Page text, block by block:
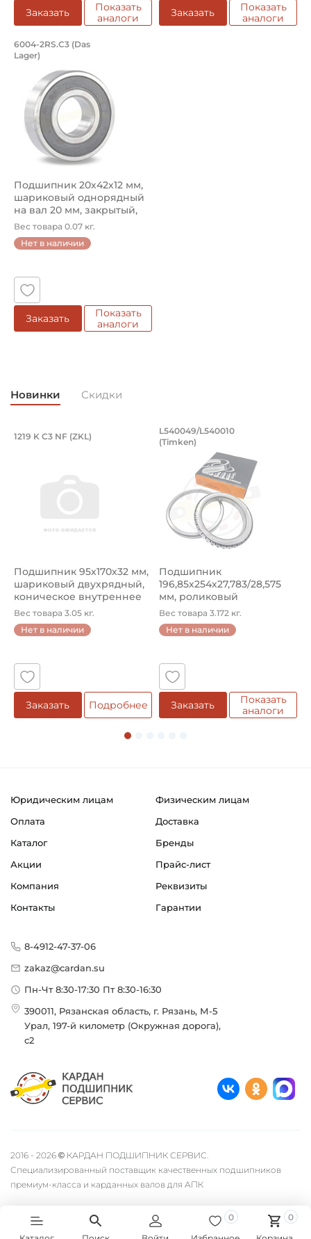
Заказать
Показать
аналоги
Заказать
Показать
аналоги
Подшипник 20х42х12 мм, шариковый
Подшипник шариковый однорядный 6004-2RS.С3 Das
6004-2RS.C3 (Das
Lager)
Подшипник 20х42х12 мм,
шариковый однорядный
на вал 20 мм, закрытый,
уве...
Вес товара 0.07 кг.
Нет в наличии
Заказать
Показать
аналоги
Новинки Скидки
Подшипник 95х170х32 мм, шариковый
Подшипник 95х170х32 мм, шариковый двухрядный,
1219 K C3 NF (ZKL)
Подшипник 95х170х32 мм,
шариковый двухрядный,
коническое внутреннее
кол...
Вес товара 3.05 кг.
Нет в наличии
Заказать Подробнее
Подшипник
Подшипник
L540049/L540010
(Timken)
Подшипник
196,85х254х27,783/28,575
мм, роликовый
однорядный конический
...
Вес товара 3.172 кг.
Нет в наличии
Заказать
Показать
аналоги
Юридическим лицам
Физическим лицам
Оплата
Доставка
Каталог
Бренды
Акции
Прайс-лист
Компания
Реквизиты
Контакты
Гарантии
8-4912-47-37-06
zakaz@cardan.su
Пн-Чт 8:30-17:30 Пт 8:30-16:30
390011, Рязанская область, г. Рязань, М-5
Урал, 197-й километр (Окружная дорога),
с2
2016 - 2026 © КАРДАН ПОДШИПНИК СЕРВИС.
Специализированный поставщик качественных подшипников
премиум-класса и карданных валов для АПК
0
0